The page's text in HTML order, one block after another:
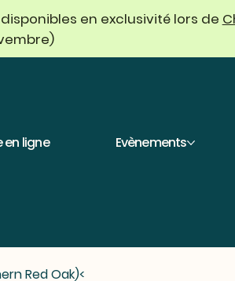
en ligne Evènements
en exclusivité lors de
>
Red Oak)